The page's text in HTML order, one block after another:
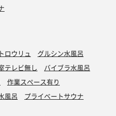
ロウリュ
グルシン水風呂
テレビ無し
バイブラ水風呂
作業スペース有り
風呂 プライベートサウナ